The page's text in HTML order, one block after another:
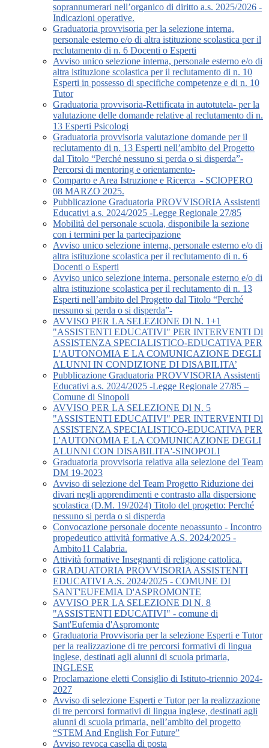
soprannumerari nell’organico di diritto a.s. 2025/2026 -
Indicazioni operative.
Graduatoria provvisoria per la selezione interna,
personale esterno e/o di altra istituzione scolastica per il
reclutamento di n. 6 Docenti o Esperti
Avviso unico selezione interna, personale esterno e/o di
altra istituzione scolastica per il reclutamento di n. 10
Esperti in possesso di specifiche competenze e di n. 10
Tutor
Graduatoria provvisoria-Rettificata in autotutela- per la
valutazione delle domande relative al reclutamento di n.
13 Esperti Psicologi
Graduatoria provvisoria valutazione domande per il
reclutamento di n. 13 Esperti nell’ambito del Progetto
dal Titolo “Perché nessuno si perda o si disperda”-
Percorsi di mentoring e orientamento-
Comparto e Area Istruzione e Ricerca_- SCIOPERO
08 MARZO 2025.
Pubblicazione Graduatoria PROVVISORIA Assistenti
Educativi a.s. 2024/2025 -Legge Regionale 27/85
Mobilità del personale scuola, disponibile la sezione
con i termini per la partecipazione
Avviso unico selezione interna, personale esterno e/o di
altra istituzione scolastica per il reclutamento di n. 6
Docenti o Esperti
Avviso unico selezione interna, personale esterno e/o di
altra istituzione scolastica per il reclutamento di n. 13
Esperti nell’ambito del Progetto dal Titolo “Perché
nessuno si perda o si disperda”-
AVVISO PER LA SELEZIONE Dl N. 1+1
"ASSISTENTI EDUCATIVI" PER INTERVENTI Dl
ASSISTENZA SPECIALISTICO-EDUCATIVA PER
L'AUTONOMIA E LA COMUNICAZIONE DEGLI
ALUNNI IN CONDIZIONE DI DISABILITA’
Pubblicazione Graduatoria PROVVISORIA Assistenti
Educativi a.s. 2024/2025 -Legge Regionale 27/85 –
Comune di Sinopoli
AVVISO PER LA SELEZIONE Dl N. 5
"ASSISTENTI EDUCATIVI" PER INTERVENTI Dl
ASSISTENZA SPECIALISTICO-EDUCATIVA PER
L'AUTONOMIA E LA COMUNICAZIONE DEGLI
ALUNNI CON DISABILITA'-SINOPOLI
Graduatoria provvisoria relativa alla selezione del Team
DM 19-2023
Avviso di selezione del Team Progetto Riduzione dei
divari negli apprendimenti e contrasto alla dispersione
scolastica (D.M. 19/2024) Titolo del progetto: Perché
nessuno si perda o si disperda
Convocazione personale docente neoassunto - Incontro
propedeutico attività formative A.S. 2024/2025 -
Ambito11 Calabria.
Attività formative Insegnanti di religione cattolica.
GRADUATORIA PROVVISORIA ASSISTENTI
EDUCATIVI A.S. 2024/2025 - COMUNE DI
SANT'EUFEMIA D'ASPROMONTE
AVVISO PER LA SELEZIONE Dl N. 8
"ASSISTENTI EDUCATIVI" - comune di
Sant'Eufemia d'Aspromonte
Graduatoria Provvisoria per la selezione Esperti e Tutor
per la realizzazione di tre percorsi formativi di lingua
inglese, destinati agli alunni di scuola primaria,
INGLESE
Proclamazione eletti Consiglio di Istituto-triennio 2024-
2027
Avviso di selezione Esperti e Tutor per la realizzazione
di tre percorsi formativi di lingua inglese, destinati agli
alunni di scuola primaria, nell’ambito del progetto
“STEM And English For Future”
Avviso revoca casella di posta